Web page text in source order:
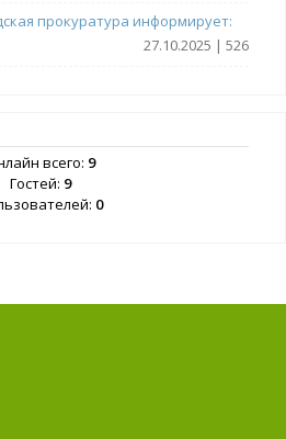
прокуратура информирует:
27.10.2025 | 526
всего: 9
Гостей: 9
0